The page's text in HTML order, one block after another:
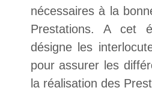
nécessaires à la
Prestations. A cet
désigne les
pour assurer les
la réalisation des